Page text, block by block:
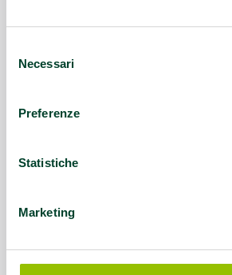
delNecessari
Preferenze
Statistiche
Marketing